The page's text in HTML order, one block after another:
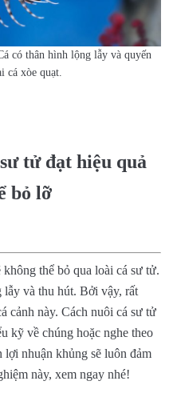
có thân hình lộng lẫy và quyến
cá xòe quạt.
tử đạt hiệu quả
bỏ lỡ
thể bỏ qua loài cá sư tử.
lẫy và thu hút. Bởi vậy, rất
cảnh này. Cách nuôi cá sư tử
kỹ về chúng hoặc nghe theo
lợi nhuận khủng sẽ luôn đảm
này, xem ngay nhé!